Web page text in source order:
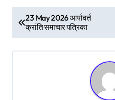
s
23 May 2026 आर्यावर्त
क्रांति समाचार पत्रिका